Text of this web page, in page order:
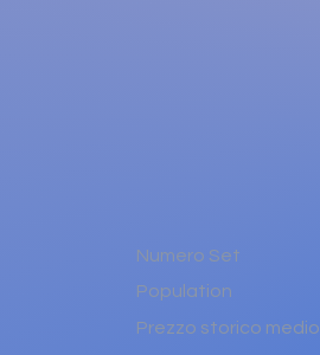
Numero Set
Population
Prezzo storico medio